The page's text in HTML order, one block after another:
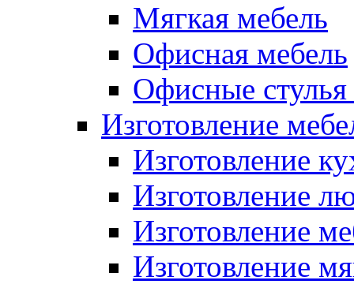
Мягкая мебель
Офисная мебель
Офисные стулья
Изготовление
Изготовление
Изготовление
Изготовление
Изготовление